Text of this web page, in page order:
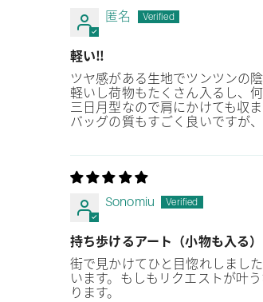
匿名
軽い‼︎
ツヤ感がある生地でツンツンの
軽いし荷物もたくさん入るし、
三日月型なので肩にかけても収
バッグの質もすごく良いですが
Sonomiu
持ち歩けるアート（小物も入る
街で見かけてひと目惚れしまし
います。もしもリクエストが叶
ります。